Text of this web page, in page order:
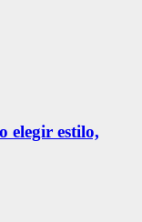
elegir estilo,